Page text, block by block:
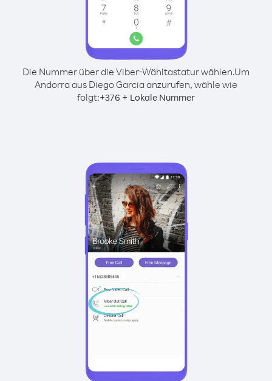
Die Nummer über die Viber-Wähltastatur wählen.Um
Andorra aus Diego Garcia anzurufen, wähle wie
folgt:+376 + Lokale Nummer